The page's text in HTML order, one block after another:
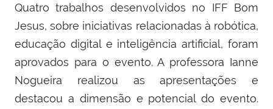
Quatro trabalhos desenvolvidos no IFF Bom
Jesus, sobre iniciativas relacionadas à robótica,
educação digital e inteligência artificial, foram
aprovados para o evento. A professora Ianne
Nogueira realizou as apresentações e
destacou a dimensão e potencial do evento.